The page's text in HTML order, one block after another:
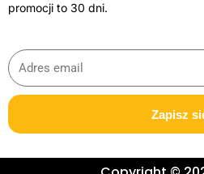
promocji to 30 dni.
Zapisz